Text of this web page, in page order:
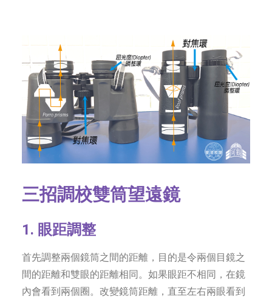
三招調校雙筒望遠鏡
1. 眼距調整
首先調整兩個鏡筒之間的距離，目的是令兩個目鏡之
間的距離和雙眼的距離相同。如果眼距不相同，在鏡
內會看到兩個圈。改變鏡筒距離，直至左右兩眼看到